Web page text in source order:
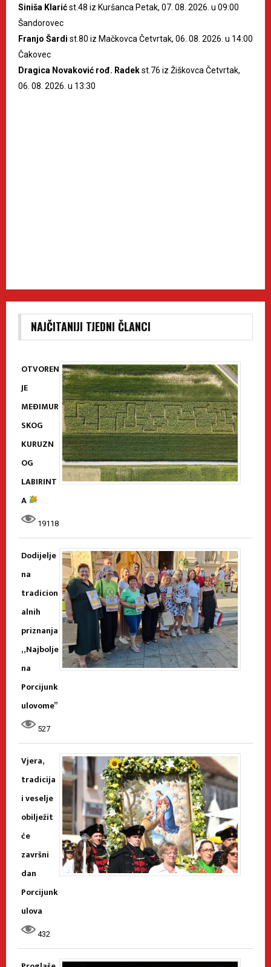
Siniša Klarićst.48 iz Kuršanca Petak, 07. 08. 2026. u 09:00
Šandorovec
Franjo Šardi st.80 iz Mačkovca Četvrtak, 06. 08. 2026. u 14:00
Čakovec
Dragica Novaković rođ. Radekst.76 iz Žiškovca Četvrtak,
06. 08. 2026. u 13:30
NAJČITANIJI TJEDNI ČLANCI
OTVOREN
JE
MEĐIMUR
SKOG
KURUZN
OG
LABIRINT
A
19118
Dodijelje
na
tradicion
alnih
priznanja
„Najbolje
na
Porcijunk
ulovome”
527
Vjera,
tradicija
i veselje
obilježit
će
završni
dan
Porcijunk
ulova
432